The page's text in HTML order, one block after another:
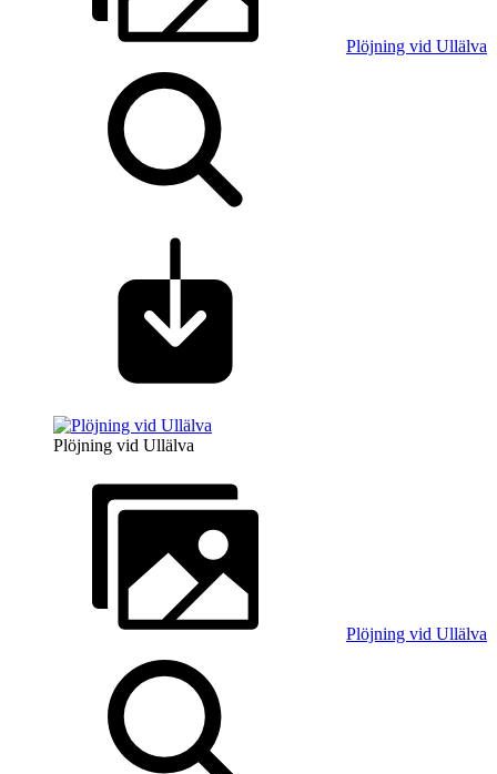
Plöjning vid Ullälva
Plöjning vid Ullälva
Plöjning vid Ullälva